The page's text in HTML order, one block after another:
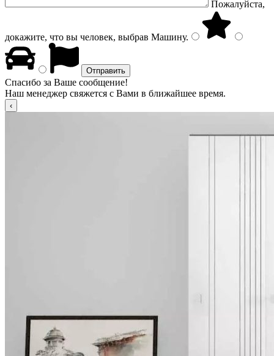
Пожалуйста,
докажите, что вы человек, выбрав Машину.
Спасибо за Ваше сообщение!
Наш менеджер свяжется с Вами в ближайшее время.